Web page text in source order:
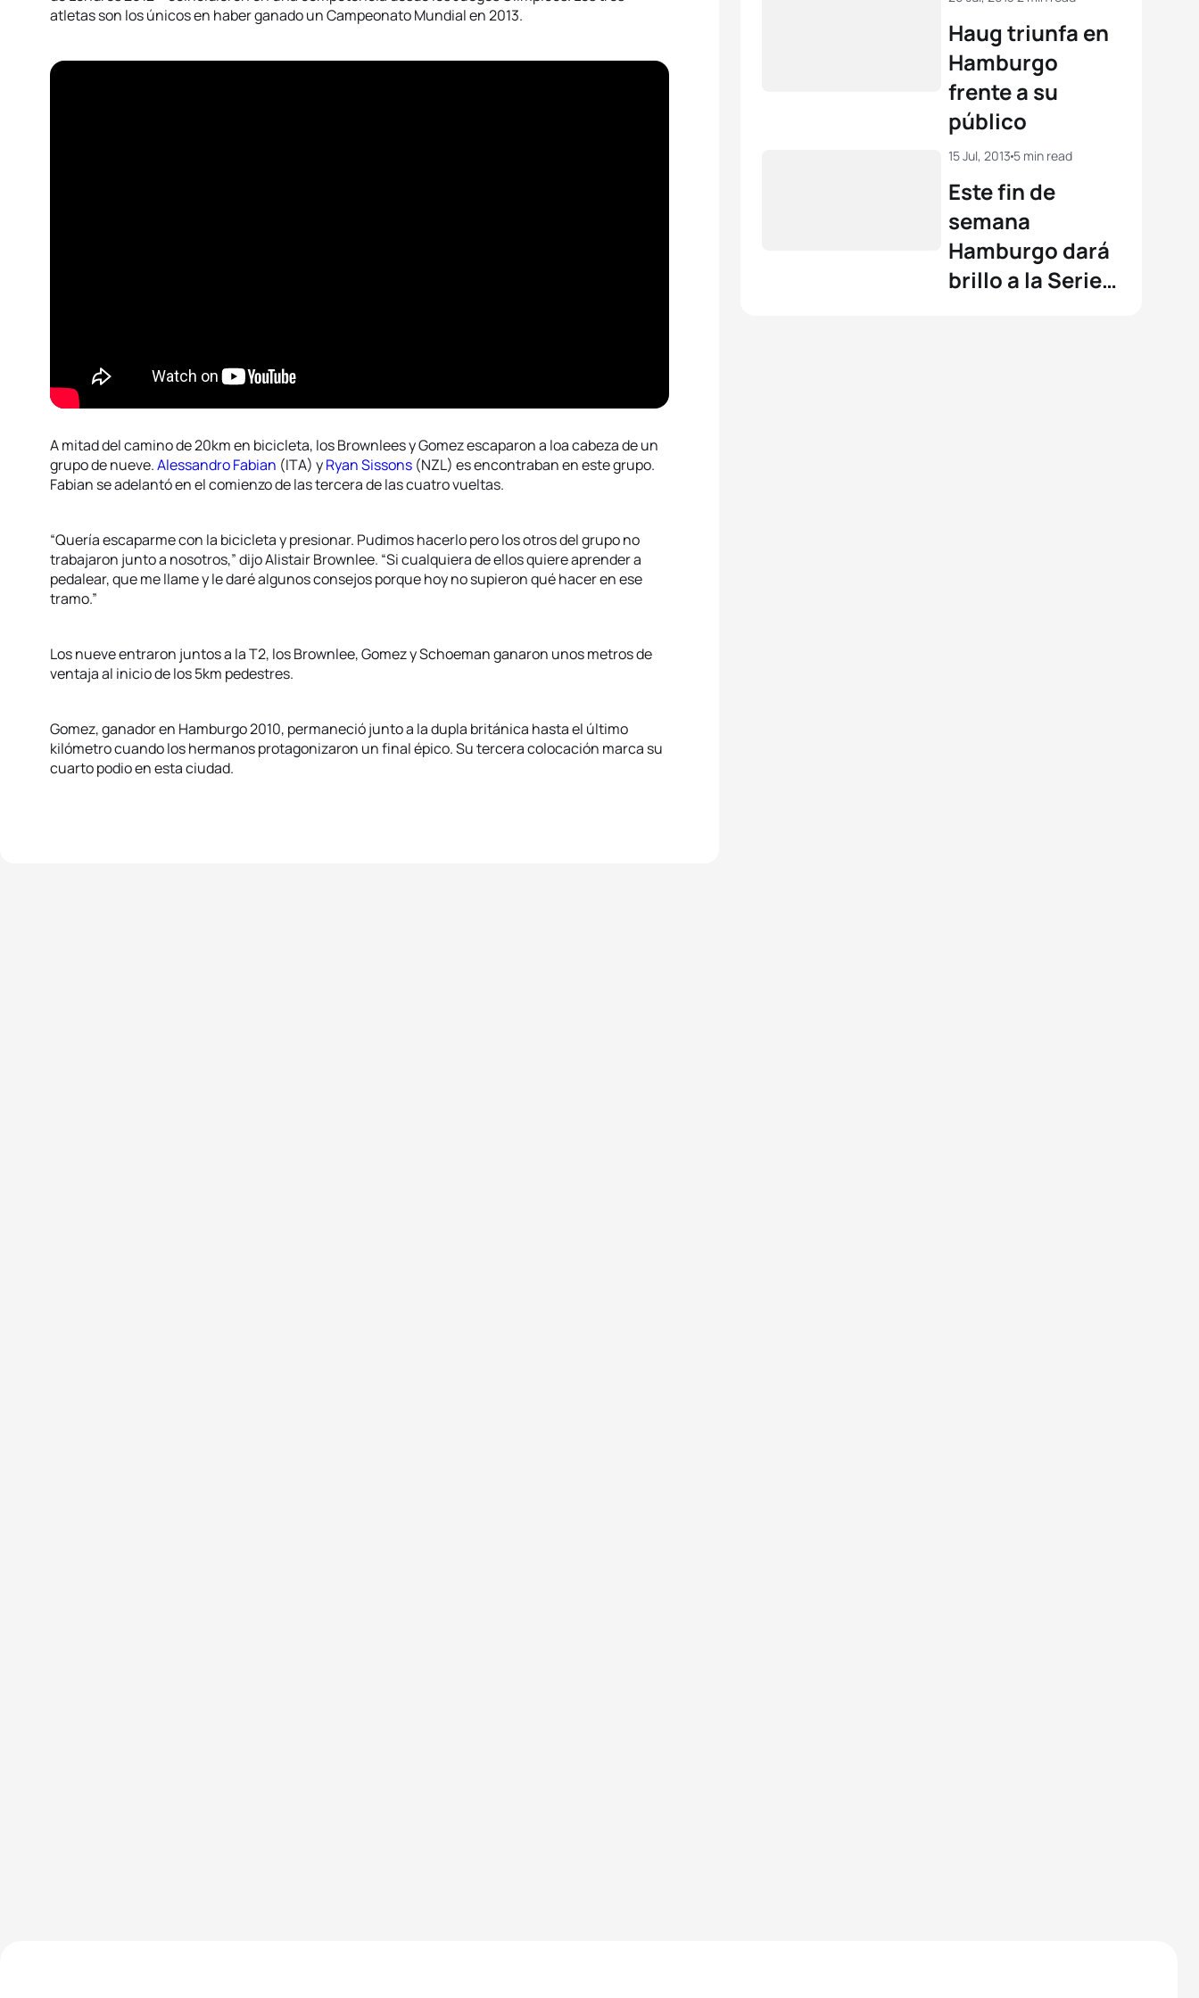
atletas son los únicos en haber ganado un Campeonato Mundial en 2013.
A mitad del camino de 20km en bicicleta, los Brownlees y Gomez escaparon a loa cabeza de un
grupo de nueve.Alessandro Fabian (ITA) yRyan Sissons (NZL) es encontraban en este grupo.
Fabian se adelantó en el comienzo de las tercera de las cuatro vueltas.
“Quería escaparme con la bicicleta y presionar. Pudimos hacerlo pero los otros del grupo no
trabajaron junto a nosotros,” dijo Alistair Brownlee. “Si cualquiera de ellos quiere aprender a
pedalear, que me llame y le daré algunos consejos porque hoy no supieron qué hacer en ese
tramo.”
Los nueve entraron juntos a la T2, los Brownlee, Gomez y Schoeman ganaron unos metros de
ventaja al inicio de los 5km pedestres.
Gomez, ganador en Hamburgo 2010, permaneció junto a la dupla británica hasta el último
kilómetro cuando los hermanos protagonizaron un final épico. Su tercera colocación marca su
cuarto podio en esta ciudad.
Haug triunfa en
Hamburgo
frente a su
público
Este fin de
semana
Hamburgo dará
brillo a la Serie
15 Jul, 2013 5 min read